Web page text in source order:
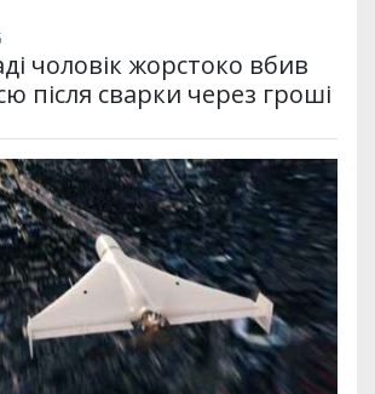
чоловік жорстоко вбив
після сварки через гроші